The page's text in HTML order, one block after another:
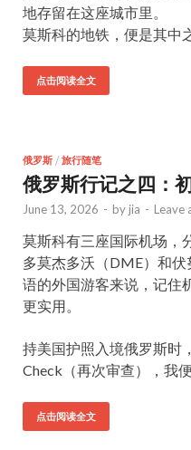
地存留在这座城市里。
莫斯科的地铁，便是其中
点击阅读全文
俄罗斯 / 旅行随笔
俄罗斯行记之四：
June 13, 2026 - by jia - Leave
莫斯科有三座国际机场，
多莫杰多沃（DME）和
语的外国游客来说，记住
更实用。
持美国护照入境俄罗斯时
Check（再次审查），我
点击阅读全文